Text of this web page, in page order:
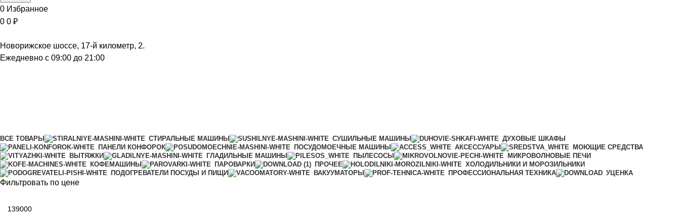
0 Избранное
0 0 ₽
Новорижское шоссе, 17-й километр, 2.
Ежедневно с 09:00 до 21:00
ВСЕ ТОВАРЫ СТИРАЛЬНЫЕ МАШИНЫ СУШИЛЬНЫЕ МАШИНЫ
ДУХОВЫЕ ШКАФЫ
ПАНЕЛИ КОНФОРОК
ПОСУДОМОЕЧНЫЕ МАШИНЫ АКСЕССУАРЫ
МОЮЩИЕ СРЕДСТВА
ВЫТЯЖКИ
ГЛАДИЛЬНЫЕ МАШИНЫ ПЫЛЕСОСЫ
МИКРОВОЛНОВЫЕ ПЕЧИ
КОФЕМАШИНЫ
ПАРОВАРКИ ПРОЧЕЕ
ХОЛОДИЛЬНИКИ И МОРОЗИЛЬНИКИ
ПОДОГРЕВАТЕЛИ ПОСУДЫ И ПИЩИ
ВАКУУМАТОРЫ ПРОФЕССИОНАЛЬНАЯ ТЕХНИКА УЦЕНКА
Фильтровать по цене